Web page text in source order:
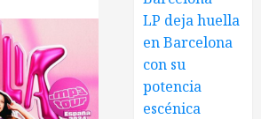
LP deja huella
en Barcelona
con su
potencia
escénica